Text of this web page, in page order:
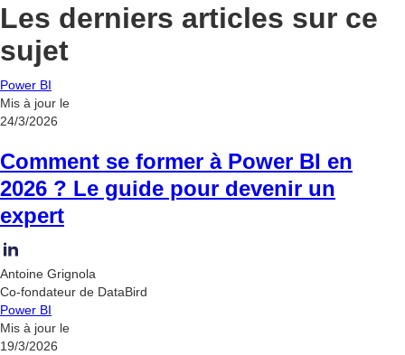
Les derniers articles sur ce
sujet
Power BI
Mis à jour le
24/3/2026
Comment se former à Power BI en
2026 ? Le guide pour devenir un
expert
Antoine Grignola
Co-fondateur de DataBird
Power BI
Mis à jour le
19/3/2026